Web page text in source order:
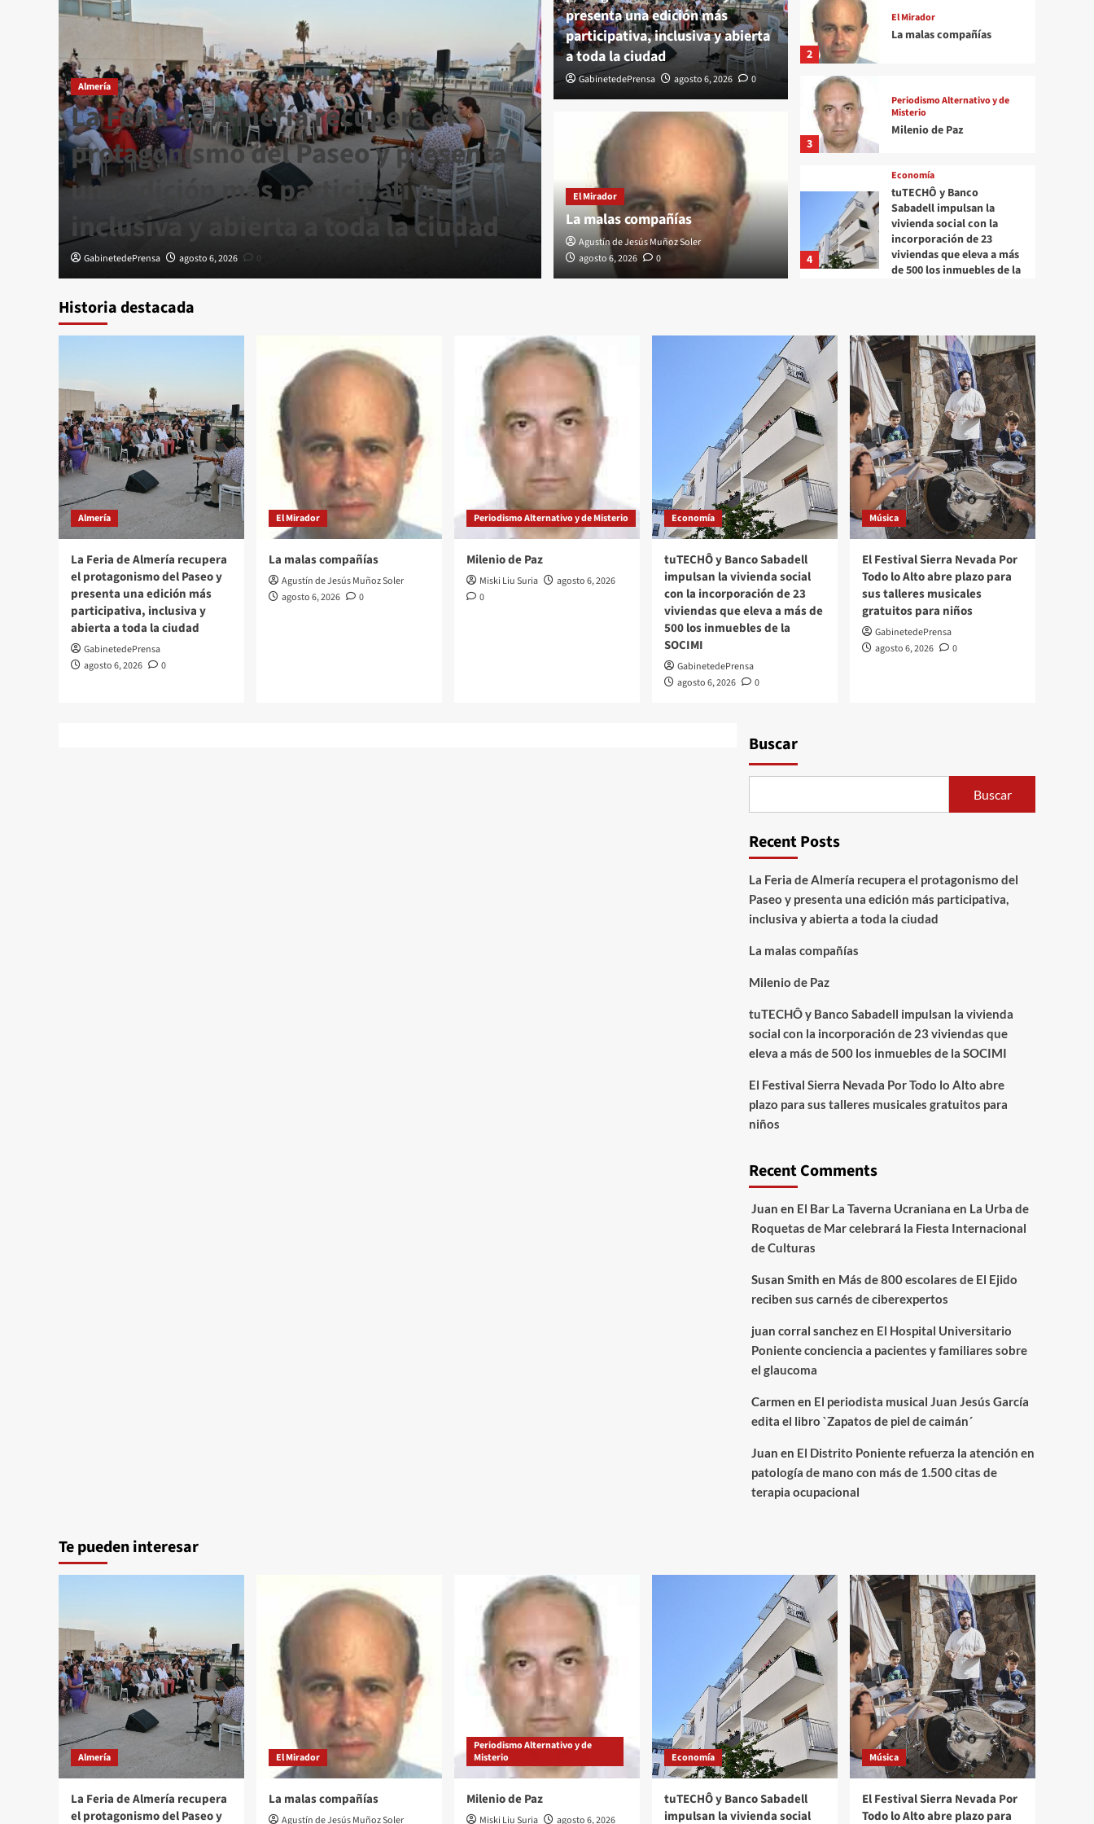
Almería
La Feria de Almería recupera el
protagonismo del Paseo y presenta
una edición más participativa,
inclusiva y abierta a toda la ciudad
GabinetedePrensa agosto 6, 2026 0
El Mirador
La malas compañías
Agustín de Jesús Muñoz Soler agosto 6, 2026
presenta una edición más
participativa, inclusiva y abierta
a toda la ciudad
GabinetedePrensa agosto 6, 2026 0
El Mirador
La malas compañías
Agustín de Jesús Muñoz Soler
agosto 6, 2026
0
2
El Mirador
La malas compañías
3
Periodismo Alternativo y de
Misterio
Milenio de Paz
4
Economía
tuTECHÔ y Banco
Sabadell impulsan la
vivienda social con la
incorporación de 23
viviendas que eleva a más
de 500 los inmuebles de la
5
El Festival Sierra Nevada
Por Todo lo Alto abre
plazo para sus talleres
musicales gratuitos para
niños
1
Almería
La Feria de Almería
recupera el protagonismo
del Paseo y presenta una
edición más participativa,
inclusiva y abierta a toda
la ciudad
2
El Mirador
La malas compañías
Periodismo Alternativo y de
4
vivienda social con la
incorporación de 23
viviendas que eleva a más
El Festival Sierra Nevada
Por Todo lo Alto abre
plazo para sus talleres
Historia destacada
Almería
La Feria de Almería recupera
el protagonismo del Paseo y
presenta una edición más
participativa, inclusiva y
abierta a toda la ciudad
GabinetedePrensa
agosto 6, 2026
0
El Mirador
La malas compañías
Agustín de Jesús Muñoz Soler
agosto 6, 2026
0
Periodismo Alternativo y de Misterio
Milenio de Paz
Miski Liu Suria
agosto 6, 2026
0
Economía
tuTECHÔ y Banco Sabadell
impulsan la vivienda social
con la incorporación de 23
viviendas que eleva a más de
500 los inmuebles de la
SOCIMI
GabinetedePrensa
agosto 6, 2026
0
Música
El Festival Sierra Nevada Por
Todo lo Alto abre plazo para
sus talleres musicales
gratuitos para niños
GabinetedePrensa
agosto 6, 2026
0
Buscar
Buscar
Recent Posts
La Feria de Almería recupera el protagonismo del
Paseo y presenta una edición más participativa,
inclusiva y abierta a toda la ciudad
La malas compañías
Milenio de Paz
tuTECHÔ y Banco Sabadell impulsan la vivienda
social con la incorporación de 23 viviendas que
eleva a más de 500 los inmuebles de la SOCIMI
El Festival Sierra Nevada Por Todo lo Alto abre
plazo para sus talleres musicales gratuitos para
niños
Recent Comments
Juan en El Bar La Taverna Ucraniana en La Urba de
Roquetas de Mar celebrará la Fiesta Internacional
de Culturas
Susan Smith en Más de 800 escolares de El Ejido
reciben sus carnés de ciberexpertos
juan corral sanchezen El Hospital Universitario
Poniente conciencia a pacientes y familiares sobre
el glaucoma
Carmen en El periodista musical Juan Jesús García
edita el libro `Zapatos de piel de caimán´
Juan en El Distrito Poniente refuerza la atención en
patología de mano con más de 1.500 citas de
terapia ocupacional
Te pueden interesar
Almería
La Feria de Almería recupera
el protagonismo del Paseo y
El Mirador
La malas compañías
Agustín de Jesús Muñoz Soler
Periodismo Alternativo y de
Misterio
Milenio de Paz
Miski Liu Suria agosto 6, 2026
Economía
tuTECHÔ y Banco Sabadell
impulsan la vivienda social
Música
El Festival Sierra Nevada Por
Todo lo Alto abre plazo para